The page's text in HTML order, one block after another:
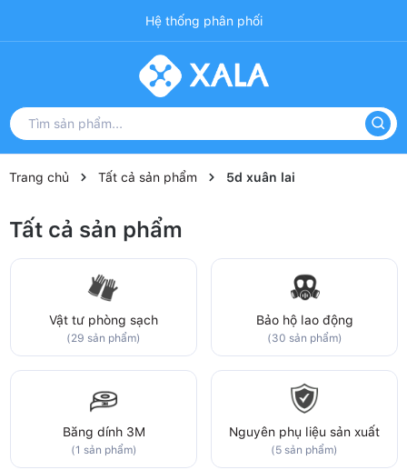
Hệ thống phân phối
Trang chủ Tất cả sản phẩm 5d xuân lai
Tất cả sản phẩm
Vật tư phòng sạch
(29 sản phẩm)
Bảo hộ lao động
(30 sản phẩm)
Băng dính 3M
(1 sản phẩm)
Nguyên phụ liệu sản xuất
(5 sản phẩm)